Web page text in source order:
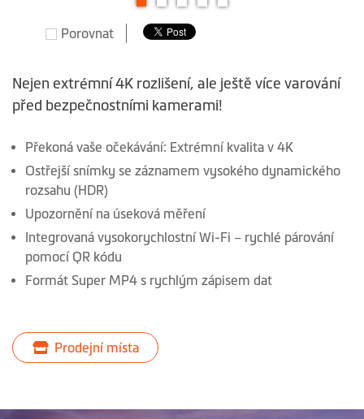
galerie
obrázky
Porovnat
Nejen extrémní 4K rozlišení, ale ještě více varování
před bezpečnostními kamerami!
Překoná vaše očekávání: Extrémní kvalita v 4K
Ostřejší snímky se záznamem vysokého dynamického
rozsahu (HDR)
Upozornění na úseková měření
Integrovaná vysokorychlostní Wi-Fi – rychlé párování
pomocí QR kódu
Formát Super MP4 s rychlým zápisem dat
Prodejní místa